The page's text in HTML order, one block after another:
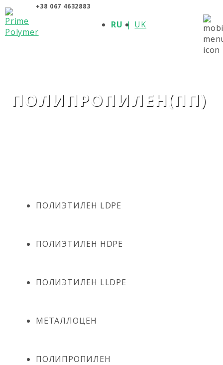
+38 067 4632883
RU UK
ПОЛИПРОПИЛЕН(ПП)
ПОЛИЭТИЛЕН LDPE
ПОЛИЭТИЛЕН HDPE
ПОЛИЭТИЛЕН LLDPE
МЕТАЛЛОЦЕН
ПОЛИПРОПИЛЕН
О КОМПАНИИ
ПРОДУКЦИЯ